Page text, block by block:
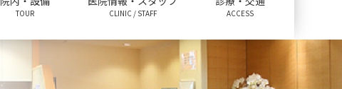
TOUR CLINIC / STAFF ACCESS